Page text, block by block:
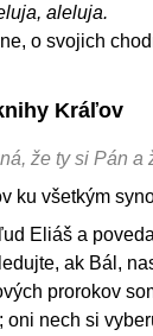
aleluja.
o svojich
Kráľov
že ty si Pán a
ku všetkým
Eliáš a
ak Bál,
prorokov
oni nech si